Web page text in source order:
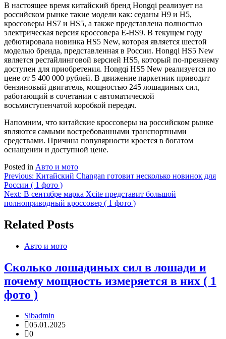
В настоящее время китайский бренд Hongqi реализует на
российском рынке такие модели как: седаны H9 и H5,
кроссоверы HS7 и HS5, а также представлена полностью
электрическая версия кроссовера E-HS9. В текущем году
дебютировала новинка HS5 New, которая является шестой
моделью бренда, представленная в России. Hongqi HS5 New
является рестайлинговой версией HS5, который по-прежнему
доступен для приобретения. Hongqi HS5 New реализуется по
цене от 5 400 000 рублей. В движение паркетник приводит
бензиновый двигатель, мощностью 245 лошадиных сил,
работающий в сочетании с автоматической
восьмиступенчатой коробкой передач.
Напомним, что китайские кроссоверы на российском рынке
являются самыми востребованными транспортными
средствами. Причина популярности кроется в богатом
оснащении и доступной цене.
Posted in Авто и мото
Навигация
по
записям
Previous: Китайский Changan готовит несколько новинок для
России ( 1 фото )
Next: В сентябре марка Xcite представит большой
полноприводный кроссовер ( 1 фото )
Related Posts
Авто и мото
Сколько лошадиных сил в лошади и
почему мощность измеряется в них ( 1
фото )
Sibadmin
05.01.2025
0